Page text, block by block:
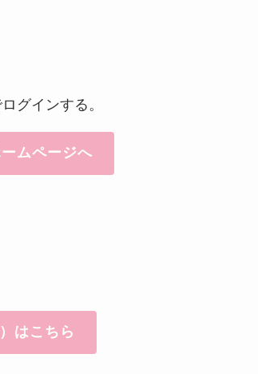
グインする。
ムページへ
はこちら